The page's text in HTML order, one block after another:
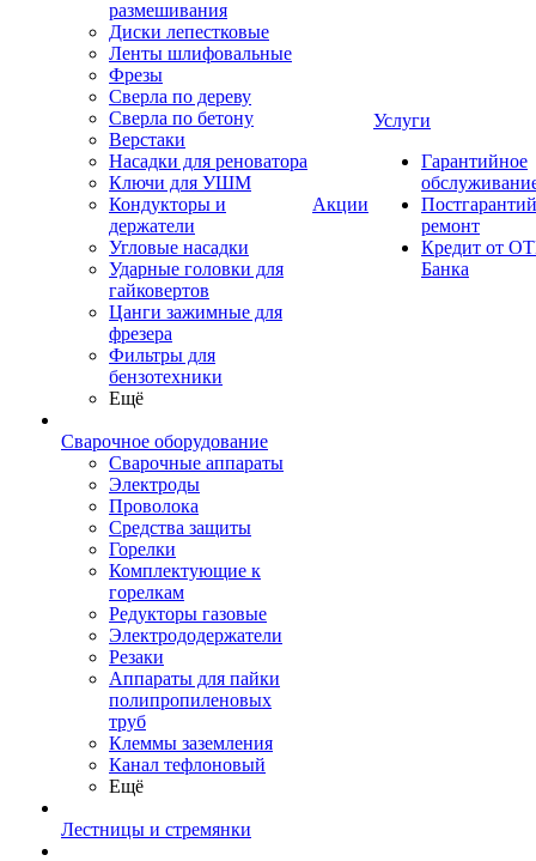
размешивания
Диски лепестковые
Ленты шлифовальные
Фрезы
Сверла по дереву
Сверла по бетону
Верстаки
Насадки для реноватора
Ключи для УШМ
Кондукторы и
держатели
Угловые насадки
Ударные головки для
гайковертов
Цанги зажимные для
фрезера
Фильтры для
бензотехники
Ещё
Сварочное оборудование
Сварочные аппараты
Электроды
Проволока
Средства защиты
Горелки
Комплектующие к
горелкам
Редукторы газовые
Электрододержатели
Резаки
Аппараты для пайки
полипропиленовых
труб
Клеммы заземления
Канал тефлоновый
Ещё
Лестницы и стремянки
Акции
Услуги
Гарантийное
ремонт
Кредит от
Банка